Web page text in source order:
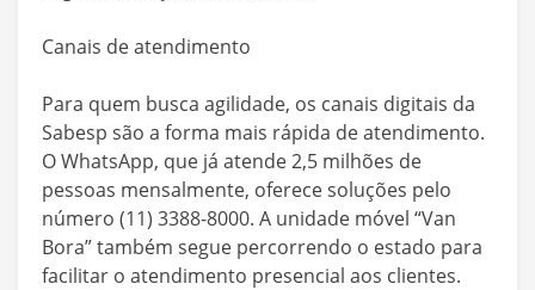
Canais de atendimento
Para quem busca agilidade, os canais digitais da
Sabesp são a forma mais rápida de atendimento.
O WhatsApp, que já atende 2,5 milhões de
pessoas mensalmente, oferece soluções pelo
número (11) 3388-8000. A unidade móvel “Van
Bora” também segue percorrendo o estado para
facilitar o atendimento presencial aos clientes.